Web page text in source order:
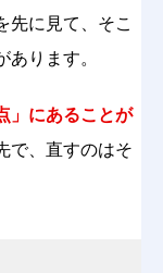
先に見て、そこ
ります。
」にあることが
で、直すのはそ